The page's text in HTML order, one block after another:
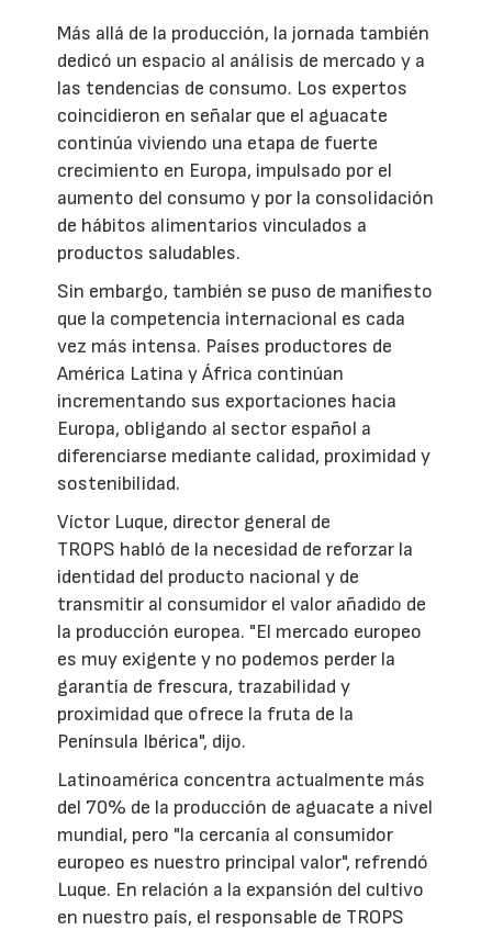
Más allá de la producción, la jornada también
dedicó un espacio al análisis de mercado y a
las tendencias de consumo. Los expertos
coincidieron en señalar que el aguacate
continúa viviendo una etapa de fuerte
crecimiento en Europa, impulsado por el
aumento del consumo y por la consolidación
de hábitos alimentarios vinculados a
productos saludables.
Sin embargo, también se puso de manifiesto
que la competencia internacional es cada
vez más intensa. Países productores de
América Latina y África continúan
incrementando sus exportaciones hacia
Europa, obligando al sector español a
diferenciarse mediante calidad, proximidad y
sostenibilidad.
Víctor Luque, director general de
TROPS habló de la necesidad de reforzar la
identidad del producto nacional y de
transmitir al consumidor el valor añadido de
la producción europea. "El mercado europeo
es muy exigente y no podemos perder la
garantía de frescura, trazabilidad y
proximidad que ofrece la fruta de la
Península Ibérica", dijo.
Latinoamérica concentra actualmente más
del 70% de la producción de aguacate a nivel
mundial, pero "la cercanía al consumidor
europeo es nuestro principal valor", refrendó
Luque. En relación a la expansión del cultivo
en nuestro país, el responsable de TROPS